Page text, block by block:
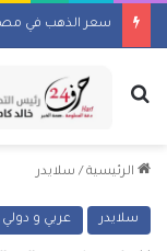
سعر الذهب في مصر يسجل
بحث عن
الرئيسية / سلايدر
سلايدر عربي و دولي